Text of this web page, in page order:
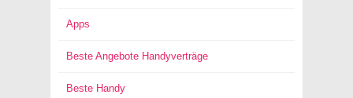
Apps
Beste Angebote Handyverträge
Beste Handy